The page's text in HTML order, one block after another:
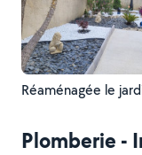
Réaménagée le
Plomberie -